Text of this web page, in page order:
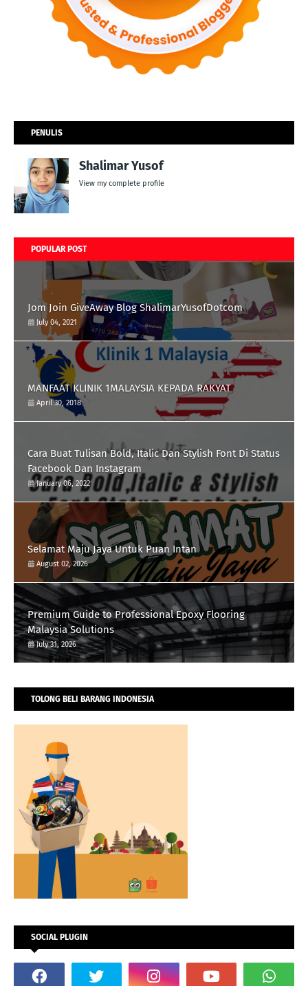
PENULIS
Shalimar Yusof
View my complete profile
POPULAR POST
Jom Join GiveAway Blog ShalimarYusofDotcom
July 04, 2021
MANFAAT KLINIK 1MALAYSIA KEPADA RAKYAT
April 30, 2018
Cara Buat Tulisan Bold, Italic Dan Stylish Font Di Status
Facebook Dan Instagram
January 06, 2022
Selamat Maju Jaya Untuk Puan Intan
August 02, 2026
Premium Guide to Professional Epoxy Flooring
Malaysia Solutions
July 31, 2026
TOLONG BELI BARANG INDONESIA
SOCIAL PLUGIN